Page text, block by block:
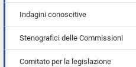
Indagini conoscitive
Stenografici delle Commissioni
Comitato per la legislazione